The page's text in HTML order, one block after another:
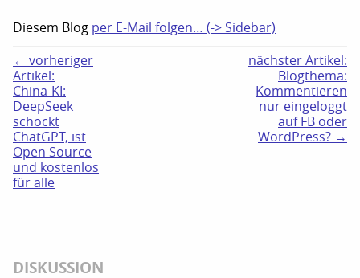
Diesem Blog per E-Mail folgen… (-> Sidebar)
← vorheriger
Artikel:
China-KI:
DeepSeek
schockt
ChatGPT, ist
Open Source
und kostenlos
für alle
nächster Artikel:
Blogthema:
Kommentieren
nur eingeloggt
auf FB oder
WordPress? →
DISKUSSION